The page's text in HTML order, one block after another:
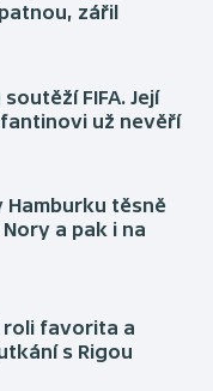
zářil
FIFA. Její
už nevěří
Hamburku těsně
a pak i na
roli favorita a
s Rigou